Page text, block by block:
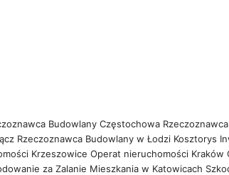
Budowlany Częstochowa
Rzeczoznawca Budowlany w Łodzi Kosztorys
KrzeszowiceOperat nieruchomości Kraków
za Zalanie Mieszkania w Katowicach